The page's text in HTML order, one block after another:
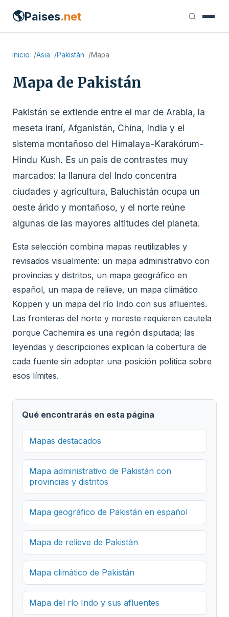
🌎Paises.net
Inicio Asia Pakistán Mapa
Mapa de Pakistán
Pakistán se extiende entre el mar de Arabia, la
meseta iraní, Afganistán, China, India y el
sistema montañoso del Himalaya-Karakórum-
Hindu Kush. Es un país de contrastes muy
marcados: la llanura del Indo concentra
ciudades y agricultura, Baluchistán ocupa un
oeste árido y montañoso, y el norte reúne
algunas de las mayores altitudes del planeta.
Esta selección combina mapas reutilizables y
revisados visualmente: un mapa administrativo con
provincias y distritos, un mapa geográfico en
español, un mapa de relieve, un mapa climático
Köppen y un mapa del río Indo con sus afluentes.
Las fronteras del norte y noreste requieren cautela
porque Cachemira es una región disputada; las
leyendas y descripciones explican la cobertura de
cada fuente sin adoptar una posición política sobre
esos límites.
Qué encontrarás en esta página
Mapas destacados
Mapa administrativo de Pakistán con
provincias y distritos
Mapa geográfico de Pakistán en español
Mapa de relieve de Pakistán
Mapa climático de Pakistán
Mapa del río Indo y sus afluentes